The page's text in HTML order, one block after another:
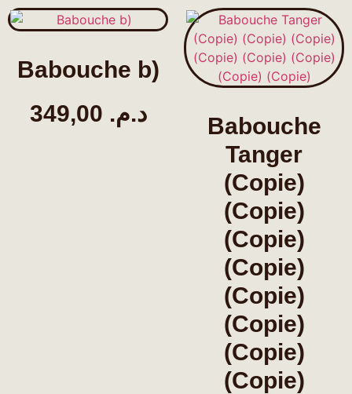
Babouche b)
د.م.
Babouche
Tanger
(Copie)
(Copie)
(Copie)
(Copie)
(Copie)
(Copie)
(Copie)
(Copie)